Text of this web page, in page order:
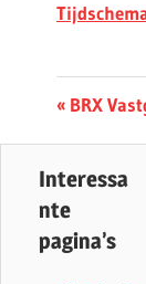
Previous
BRX
Interessa
nte
pagina’s